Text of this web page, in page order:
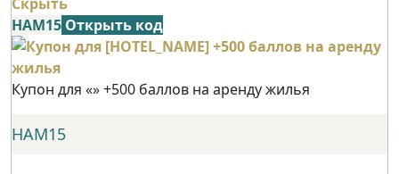
НАМ15 Открыть код
Купон для «» +500 баллов на аренду жилья
НАМ15